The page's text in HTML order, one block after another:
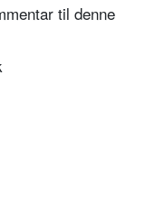
til denne